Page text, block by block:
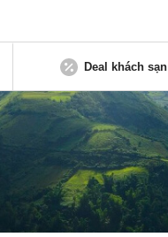
Deal khách sạn